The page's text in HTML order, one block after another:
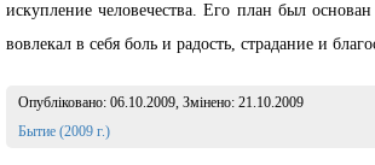
искупление человечества. Его план был
вовлекал в себя боль и радость, страдание и
Опубліковано: 06.10.2009 , Змінено: 21.10.2009
Розділ:
Бытие (2009 г.)